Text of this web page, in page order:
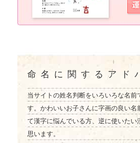
命名に関するアド
当サイトの姓名判断をいろいろな名
す。かわいいお子さんに字画の良い
て漢字に悩んでいる方、逆に使いた
思います。